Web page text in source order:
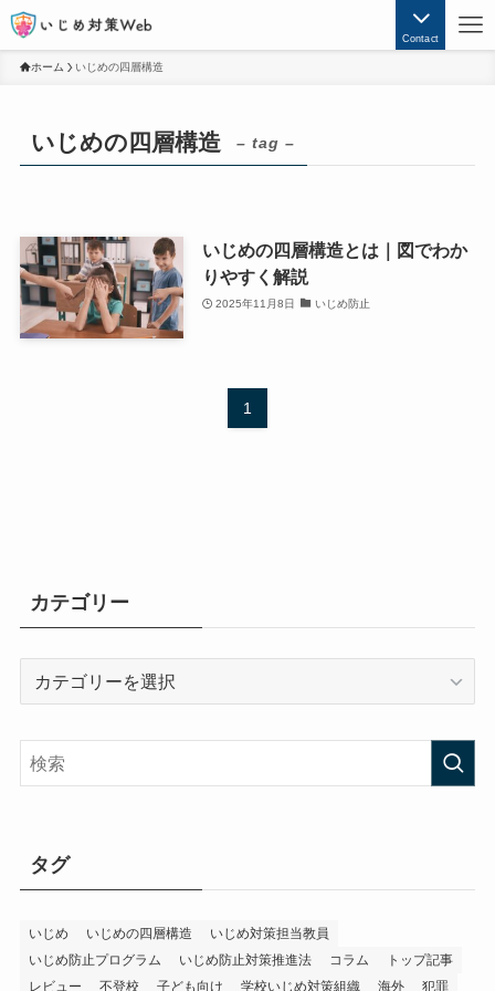
Contact
ホーム いじめの四層構造
いじめの四層構造 – tag –
いじめの四層構造とは｜図でわか
りやすく解説
2025年11月8日 いじめ防止
1
カテゴリー
リ
ー
タグ
いじめ いじめの四層構造
いじめ対策担当教員
いじめ防止プログラム
いじめ防止対策推進法 コラム
トップ記事
レビュー
不登校 子ども向け 学校いじめ対策組織 海外 犯罪